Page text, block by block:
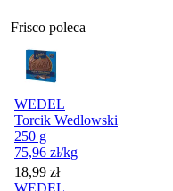
Frisco poleca
WEDEL
Torcik Wedlowski
250 g
75,96 zł/kg
Cena
18,99 zł
WEDEL